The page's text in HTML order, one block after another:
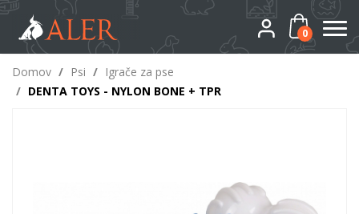
0
Domov / Psi / Igrače za pse
/ DENTA TOYS - NYLON BONE + TPR